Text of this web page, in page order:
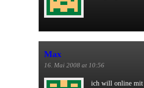
Max
16. Mai 2008 at 10:56
ich will online